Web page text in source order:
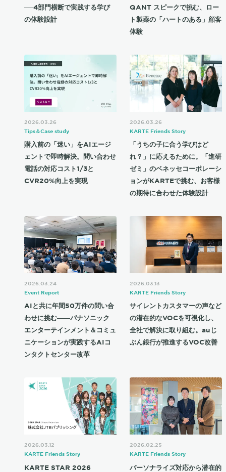
──4部門横断で実践する学び
の体験設計
QANT スピークで挑む、ロー
ト製薬の「ハートのある」顧客
体験
2026.03.26
Tips＆Case study
購入前の「迷い」をAIエージ
ェントで即時解決。問い合わせ
電話の対応コスト1/3と
CVR20%向上を実現
2026.03.26
KARTE Friends Story
「うちの子に合う学びはど
れ？」に応えるために。「進研
ゼミ」のベネッセコーポレーシ
ョンがKARTEで挑む、お客様
の期待に合わせた体験設計
2026.03.24
Event Report
AIと共に年間50万件の問い合
わせに挑む――パナソニック
エンターテインメント＆コミュ
ニケーションが実践するAIコ
ンタクトセンター改革
2026.03.13
KARTE Friends Story
サイレントカスタマーの声など
の潜在的なVOCを可視化し、
全社で解決に取り組む。auじ
ぶん銀行が推進するVOC改善
2026.03.12
KARTE Friends Story
KARTE STAR 2026
2026.02.25
KARTE Friends Story
パーソナライズ対応から潜在的